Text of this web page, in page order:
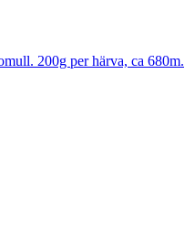
200g per härva, ca 680m.